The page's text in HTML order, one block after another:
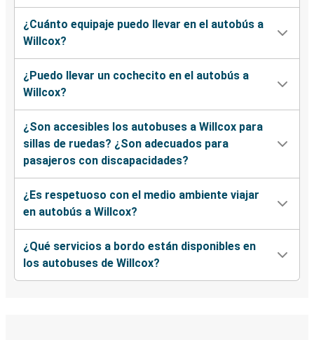
¿Cuánto equipaje puedo llevar en el autobús a
Willcox?
¿Puedo llevar un cochecito en el autobús a
Willcox?
¿Son accesibles los autobuses a Willcox para
sillas de ruedas? ¿Son adecuados para
pasajeros con discapacidades?
¿Es respetuoso con el medio ambiente viajar
en autobús a Willcox?
¿Qué servicios a bordo están disponibles en
los autobuses de Willcox?